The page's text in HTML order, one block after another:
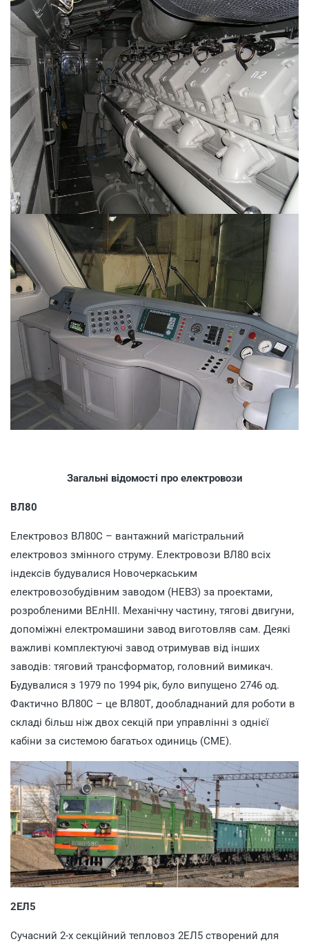
Загальні відомості про електровози
ВЛ80
Електровоз ВЛ80C – вантажний магістральний
електровоз змінного струму. Електровози ВЛ80 всіх
індексів будувалися Новочеркаським
електровозобудівним заводом (НЕВЗ) за проектами,
розробленими ВЕлНІІ. Механічну частину, тягові двигуни,
допоміжні електромашини завод виготовляв сам. Деякі
важливі комплектуючі завод отримував від інших
заводів: тяговий трансформатор, головний вимикач.
Будувалися з 1979 по 1994 рік, було випущено 2746 од.
Фактично ВЛ80С – це ВЛ80Т, дообладнаний для роботи в
складі більш ніж двох секцій при управлінні з однієї
кабіни за системою багатьох одиниць (СМЕ).
2ЕЛ5
Сучасний 2-х секційний тепловоз 2ЕЛ5 створений для